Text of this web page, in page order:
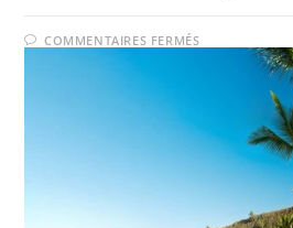
COMMENTAIRES FERMÉSSUR
VOYAGER
RÉUNION
BIEN
ORGANISER
SON
SÉJOUR